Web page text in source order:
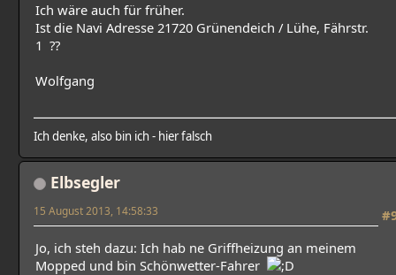
Ich wäre auch für früher.
Ist die Navi Adresse 21720 Grünendeich / Lühe, Fährstr.
1 ??
Wolfgang
Ich denke, also bin ich - hier falsch
Elbsegler
15 August 2013, 14:58:33
Jo, ich steh dazu: Ich hab ne Griffheizung an meinem
Mopped und bin Schönwetter-Fahrer